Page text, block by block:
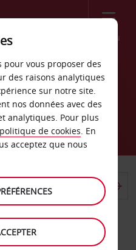
Menu
Port
de retour
DATE DE RETOUR
pour vous proposer des
des raisons analytiques
sur notre site.
nos données avec des
analytiques. Pour plus
politique de cookies. En
acceptez que nous